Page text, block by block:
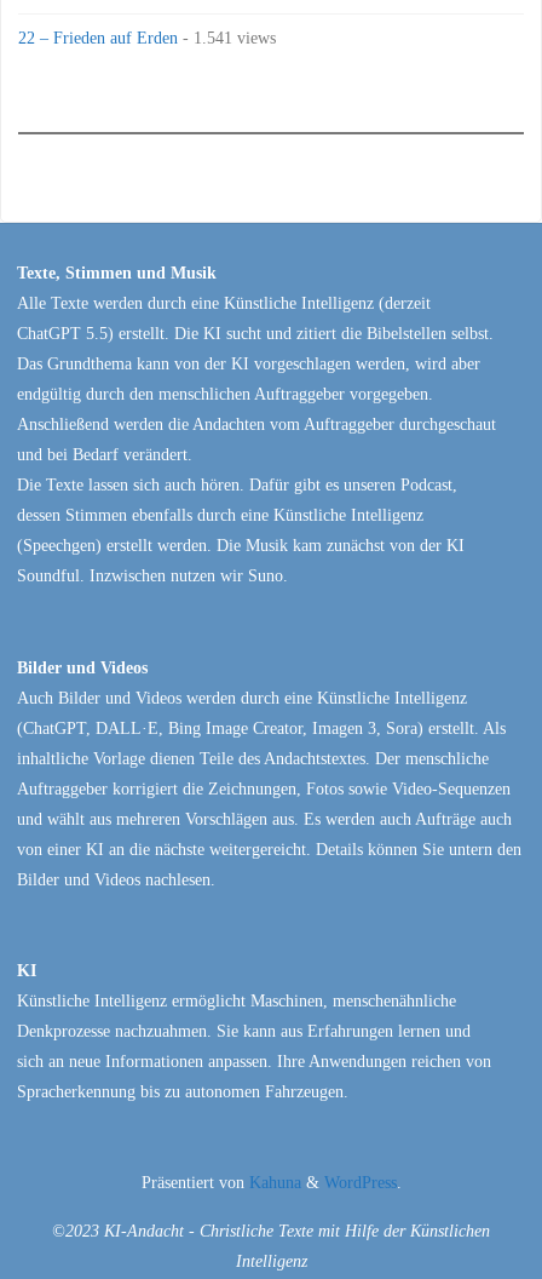
22 – Frieden auf Erden - 1.541 views
Texte, Stimmen und Musik
Alle Texte werden durch eine Künstliche Intelligenz (derzeit
ChatGPT 5.5) erstellt. Die KI sucht und zitiert die Bibelstellen selbst.
Das Grundthema kann von der KI vorgeschlagen werden, wird aber
endgültig durch den menschlichen Auftraggeber vorgegeben.
Anschließend werden die Andachten vom Auftraggeber durchgeschaut
und bei Bedarf verändert.
Die Texte lassen sich auch hören. Dafür gibt es unseren Podcast,
dessen Stimmen ebenfalls durch eine Künstliche Intelligenz
(Speechgen) erstellt werden. Die Musik kam zunächst von der KI
Soundful. Inzwischen nutzen wir Suno.
Bilder und Videos
Auch Bilder und Videos werden durch eine Künstliche Intelligenz
(ChatGPT, DALL·E, Bing Image Creator, Imagen 3, Sora) erstellt. Als
inhaltliche Vorlage dienen Teile des Andachtstextes. Der menschliche
Auftraggeber korrigiert die Zeichnungen, Fotos sowie Video-Sequenzen
und wählt aus mehreren Vorschlägen aus. Es werden auch Aufträge auch
von einer KI an die nächste weitergereicht. Details können Sie untern den
Bilder und Videos nachlesen.
KI
Künstliche Intelligenz ermöglicht Maschinen, menschenähnliche
Denkprozesse nachzuahmen. Sie kann aus Erfahrungen lernen und
sich an neue Informationen anpassen. Ihre Anwendungen reichen von
Spracherkennung bis zu autonomen Fahrzeugen.
Präsentiert vonKahuna& WordPress.
©2023 KI-Andacht - Christliche Texte mit Hilfe der Künstlichen
Intelligenz